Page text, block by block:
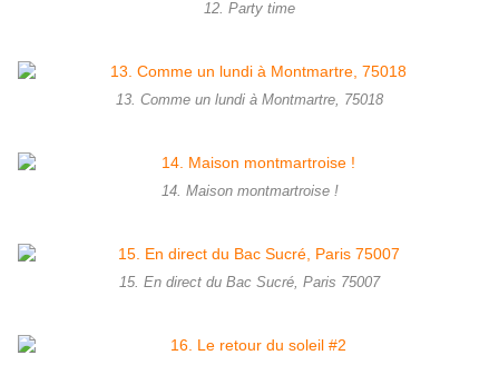
12. Party time
13. Comme un lundi à Montmartre, 75018
14. Maison montmartroise !
15. En direct du Bac Sucré, Paris 75007